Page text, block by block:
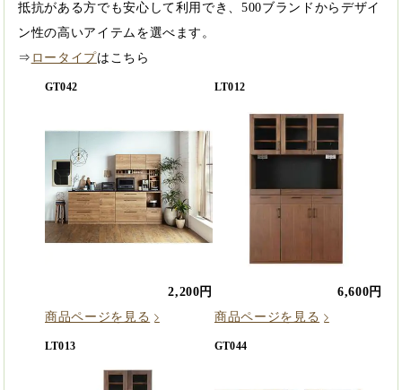
抵抗がある方でも安心して利用でき、500ブランドからデザイ
ン性の高いアイテムを選べます。
⇒ ロータイプはこちら
GT042
2,200円
商品ページを見る
LT012
6,600円
商品ページを見る
LT013 GT044